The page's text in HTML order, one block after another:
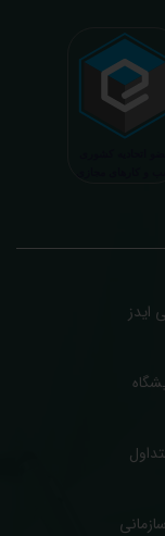
دقیقتر، کاربردی، قابل
تر برای تبدیل شدن به
قابل ذکر است که جواب
ندارد و موارد تفسیر نیز
اخلاق پزشکی و حرفه ای
ایدز